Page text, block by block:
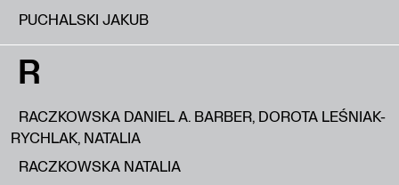
PUCHALSKI JAKUB
R
RACZKOWSKA DANIEL A. BARBER, DOROTA LEŚNIAK-
RYCHLAK, NATALIA
RACZKOWSKA NATALIA